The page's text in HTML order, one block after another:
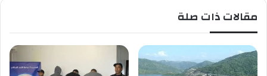
ي
ا
ي
ة
ي
ق
ي
د
مقالات ذات صلة